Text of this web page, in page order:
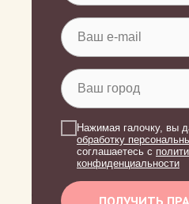
Нажимая галочку, вы
обработку
соглашаетесь c
конфиденциальности